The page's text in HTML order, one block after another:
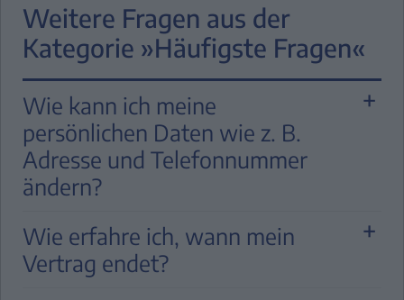
Weitere Fragen aus der
Kategorie »Häufigste Fragen«
Wie kann ich meine
persönlichen Daten wie z. B.
Adresse und Telefonnummer
ändern?
Sie können Ihre persönlichen Daten wie
Meldeadresse oder Telefonnummer
bequem in unserem
Wie erfahre ich, wann mein
Vertrag endet?